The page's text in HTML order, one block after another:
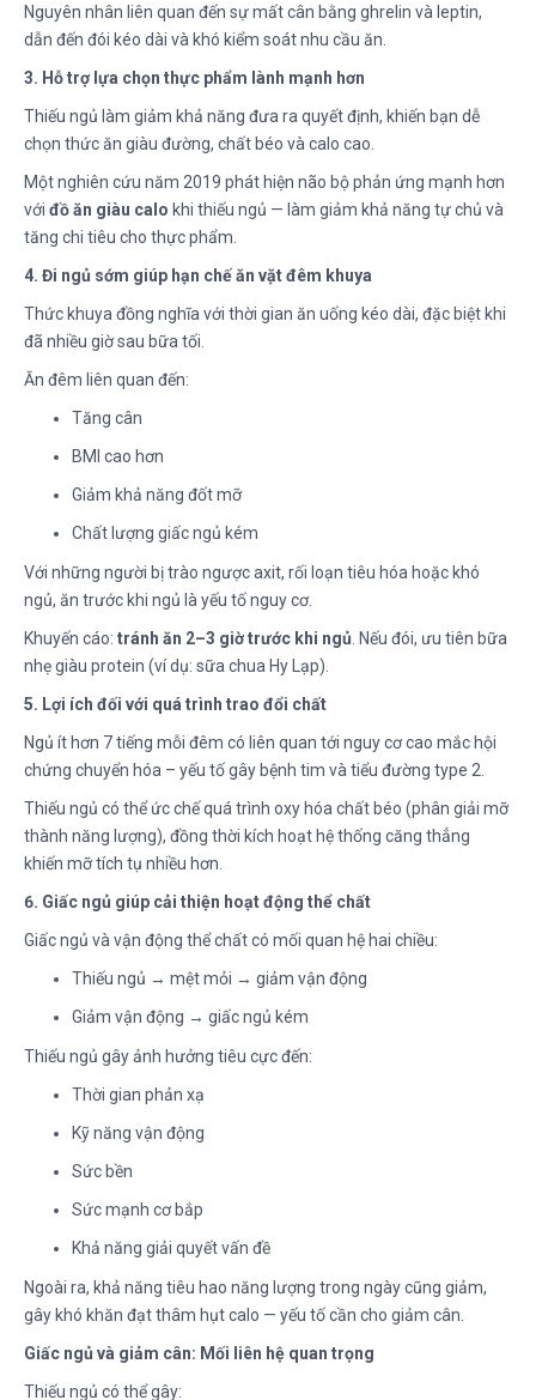
Nguyên nhân liên quan đến sự mất cân bằng ghrelin và leptin,
dẫn đến đói kéo dài và khó kiểm soát nhu cầu ăn.
3. Hỗ trợ lựa chọn thực phẩm lành mạnh hơn
Thiếu ngủ làm giảm khả năng đưa ra quyết định, khiến bạn dễ
chọn thức ăn giàu đường, chất béo và calo cao.
Một nghiên cứu năm 2019 phát hiện não bộ phản ứng mạnh hơn
với đồ ăn giàu calo khi thiếu ngủ — làm giảm khả năng tự chủ và
tăng chi tiêu cho thực phẩm.
4. Đi ngủ sớm giúp hạn chế ăn vặt đêm khuya
Thức khuya đồng nghĩa với thời gian ăn uống kéo dài, đặc biệt khi
đã nhiều giờ sau bữa tối.
Ăn đêm liên quan đến:
Tăng cân
BMI cao hơn
Giảm khả năng đốt mỡ
Chất lượng giấc ngủ kém
Với những người bị trào ngược axit, rối loạn tiêu hóa hoặc khó
ngủ, ăn trước khi ngủ là yếu tố nguy cơ.
Khuyến cáo: tránh ăn 2–3 giờ trước khi ngủ . Nếu đói, ưu tiên bữa
nhẹ giàu protein (ví dụ: sữa chua Hy Lạp).
5. Lợi ích đối với quá trình trao đổi chất
Ngủ ít hơn 7 tiếng mỗi đêm có liên quan tới nguy cơ cao mắc hội
chứng chuyển hóa – yếu tố gây bệnh tim và tiểu đường type 2.
Thiếu ngủ có thể ức chế quá trình oxy hóa chất béo (phân giải mỡ
thành năng lượng), đồng thời kích hoạt hệ thống căng thẳng
khiến mỡ tích tụ nhiều hơn.
6. Giấc ngủ giúp cải thiện hoạt động thể chất
Giấc ngủ và vận động thể chất có mối quan hệ hai chiều:
Thiếu ngủ → mệt mỏi → giảm vận động
Giảm vận động → giấc ngủ kém
Thiếu ngủ gây ảnh hưởng tiêu cực đến:
Thời gian phản xạ
Kỹ năng vận động
Sức bền
Sức mạnh cơ bắp
Khả năng giải quyết vấn đề
Ngoài ra, khả năng tiêu hao năng lượng trong ngày cũng giảm,
gây khó khăn đạt thâm hụt calo — yếu tố cần cho giảm cân.
Giấc ngủ và giảm cân: Mối liên hệ quan trọng
Thiếu ngủ có thể gây: